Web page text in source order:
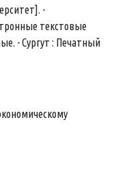
-
текстовые
- Сургут : Печатный